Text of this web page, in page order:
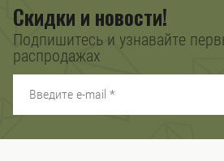
Скидки и новости!
Подпишитесь и узнавайте
распродажах